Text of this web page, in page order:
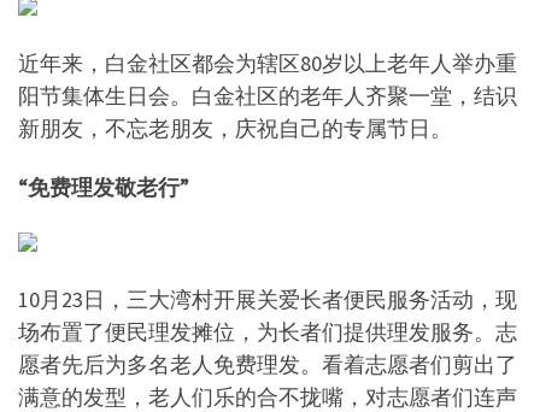
近年来，白金社区都会为辖区80岁以上老年人举办重
阳节集体生日会。白金社区的老年人齐聚一堂，结识
新朋友，不忘老朋友，庆祝自己的专属节日。
“免费理发敬老行”
10月23日，三大湾村开展关爱长者便民服务活动，现
场布置了便民理发摊位，为长者们提供理发服务。志
愿者先后为多名老人免费理发。看着志愿者们剪出了
满意的发型，老人们乐的合不拢嘴，对志愿者们连声